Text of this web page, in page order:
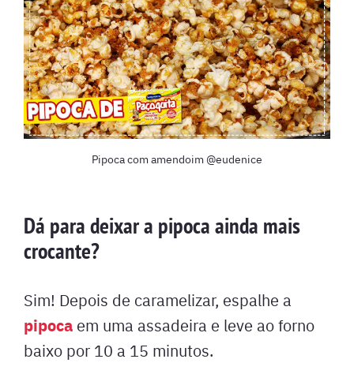
Pipoca com amendoim @eudenice
Dá para deixar a pipoca ainda mais
crocante?
Sim! Depois de caramelizar, espalhe a
pipoca em uma assadeira e leve ao forno
baixo por 10 a 15 minutos.